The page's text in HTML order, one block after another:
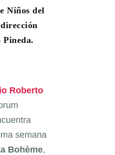
Niños del
Pineda.
Roberto
semana
Bohème,